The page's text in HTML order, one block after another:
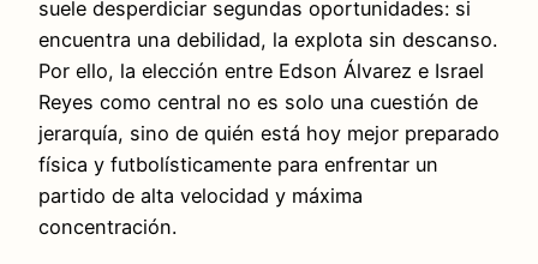
suele desperdiciar segundas oportunidades: si
encuentra una debilidad, la explota sin descanso.
Por ello, la elección entre Edson Álvarez e Israel
Reyes como central no es solo una cuestión de
jerarquía, sino de quién está hoy mejor preparado
física y futbolísticamente para enfrentar un
partido de alta velocidad y máxima
concentración.